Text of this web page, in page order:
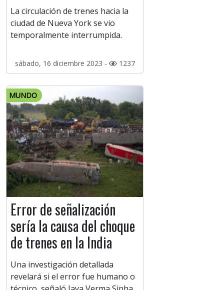
La circulación de trenes hacia la
ciudad de Nueva York se vio
temporalmente interrumpida.
sábado, 16 diciembre 2023 - 1237
MUNDO
Error de señalización
sería la causa del choque
de trenes en la India
Una investigación detallada
revelará si el error fue humano o